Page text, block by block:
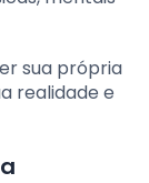
sua própria
realidade e